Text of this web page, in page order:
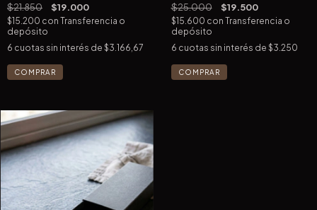
$21.850 $19.000
$15.200 con Transferencia o
depósito
6 cuotas sin interés de $3.166,67
$25.000 $19.500
$15.600 con Transferencia o
depósito
6 cuotas sin interés de $3.250